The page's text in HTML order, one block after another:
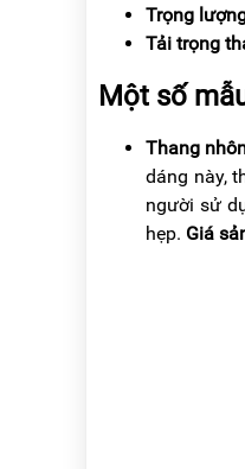
Trọng
Tải trọng
Một số
Thang
dáng này,
người sử
hẹp. Giá